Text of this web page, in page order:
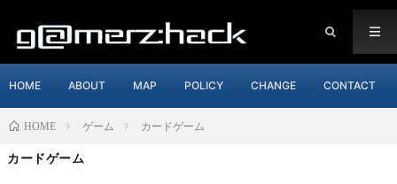
HOME ABOUT MAP POLICY CHANGE CONTACT
HOME ゲーム カードゲーム
カードゲーム